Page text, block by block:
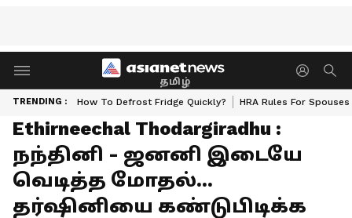
தமிழ்
TRENDING : How To Defrost Fridge Quickly? HRA Rules For Spouses
Ethirneechal Thodargiradhu :
நந்தினி - ஜனனி இடையே
வெடித்த மோதல்...
தர்ஷினியை கண்டுபிடிக்க